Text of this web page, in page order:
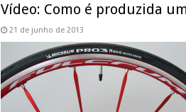
Vídeo: Como é produzida
21 de junho de 2013